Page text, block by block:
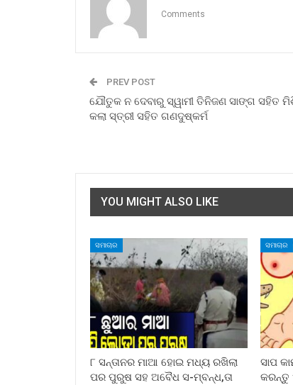
Comments
PREV POST
ଯୌତୁକ ନ ଦେବାରୁ ସ୍ୱାମୀ ତିନିଜଣ ସାଙ୍ଗ ସହିତ
କଲା ସ୍ତ୍ରୀ ସହିତ ଗଣଦୁଷ୍କର୍ମ
YOU MIGHT ALSO LIKE
ସମାଚାର
୮ ସନ୍ତାନର ମାଆ ହୋଇ ମଧ୍ୟ ରଖିଲା
ପର ପୁରୁଷ ସହ ଅବୈଧ ସ-ମ୍ବନ୍ଧ,ତା
ସମାଚାର
ସାପ
କରନ୍ତୁ